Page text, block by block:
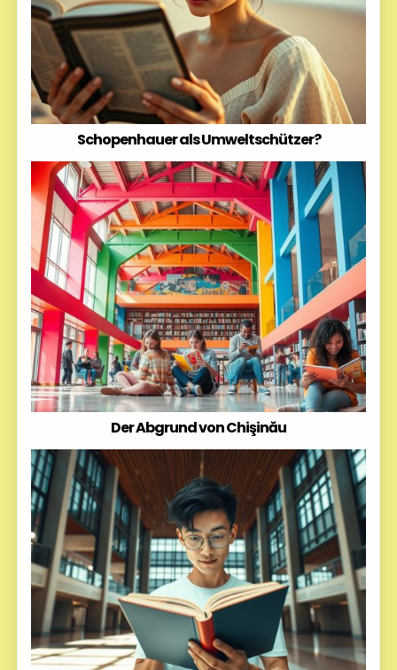
Schopenhauer als Umweltschützer?
Der Abgrund von Chişinău